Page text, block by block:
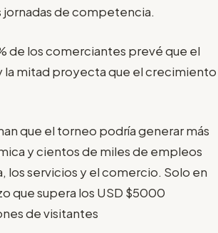
jornadas de competencia.
de los comerciantes prevé que el
mitad proyecta que el crecimiento
que el torneo podría generar más
y cientos de miles de empleos
los servicios y el comercio. Solo en
que supera los USD $5000
de visitantes